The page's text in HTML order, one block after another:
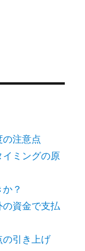
注意点
ミングの原
？
資金で支払
の引き上げ